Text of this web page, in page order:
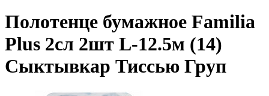
Полотенце бумажное Familia
Plus 2сл 2шт L-12.5м (14)
Сыктывкар Тиссью Груп